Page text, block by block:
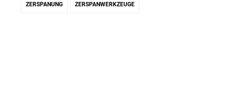
ZERSPANUNG ZERSPANWERKZEUGE